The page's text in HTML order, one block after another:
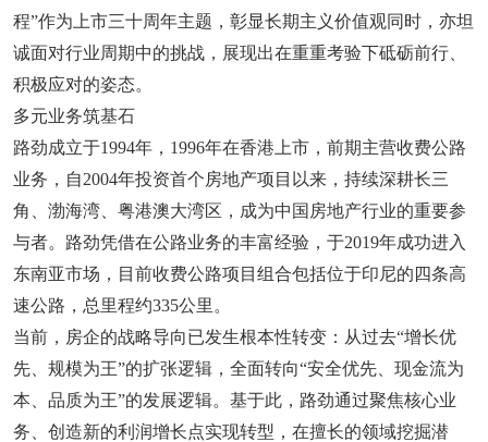
程”作为上市三十周年主题，彰显长期主义价值观同时，亦坦
诚面对行业周期中的挑战，展现出在重重考验下砥砺前行、
积极应对的姿态。
多元业务筑基石
路劲成立于1994年，1996年在香港上市，前期主营收费公路
业务，自2004年投资首个房地产项目以来，持续深耕长三
角、渤海湾、粤港澳大湾区，成为中国房地产行业的重要参
与者。路劲凭借在公路业务的丰富经验，于2019年成功进入
东南亚市场，目前收费公路项目组合包括位于印尼的四条高
速公路，总里程约335公里。
当前，房企的战略导向已发生根本性转变：从过去“增长优
先、规模为王”的扩张逻辑，全面转向“安全优先、现金流为
本、品质为王”的发展逻辑。基于此，路劲通过聚焦核心业
务、创造新的利润增长点实现转型，在擅长的领域挖掘潜